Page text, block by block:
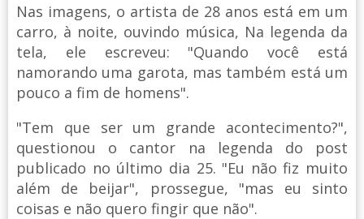
Nas imagens, o artista de 28 anos está em um
carro, à noite, ouvindo música, Na legenda da
tela, ele escreveu: "Quando você está
namorando uma garota, mas também está um
pouco a fim de homens".
"Tem que ser um grande acontecimento?",
questionou o cantor na legenda do post
publicado no último dia 25. "Eu não fiz muito
além de beijar", prossegue, "mas eu sinto
coisas e não quero fingir que não".